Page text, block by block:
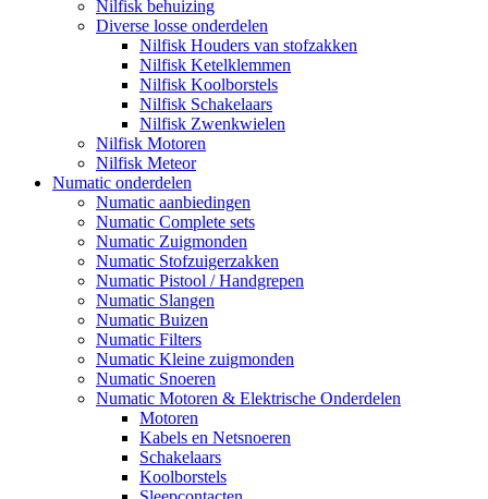
Nilfisk behuizing
Diverse losse onderdelen
Nilfisk Houders van stofzakken
Nilfisk Ketelklemmen
Nilfisk Koolborstels
Nilfisk Schakelaars
Nilfisk Zwenkwielen
Nilfisk Motoren
Nilfisk Meteor
Numatic onderdelen
Numatic aanbiedingen
Numatic Complete sets
Numatic Zuigmonden
Numatic Stofzuigerzakken
Numatic Pistool / Handgrepen
Numatic Slangen
Numatic Buizen
Numatic Filters
Numatic Kleine zuigmonden
Numatic Snoeren
Numatic Motoren & Elektrische Onderdelen
Motoren
Kabels en Netsnoeren
Schakelaars
Koolborstels